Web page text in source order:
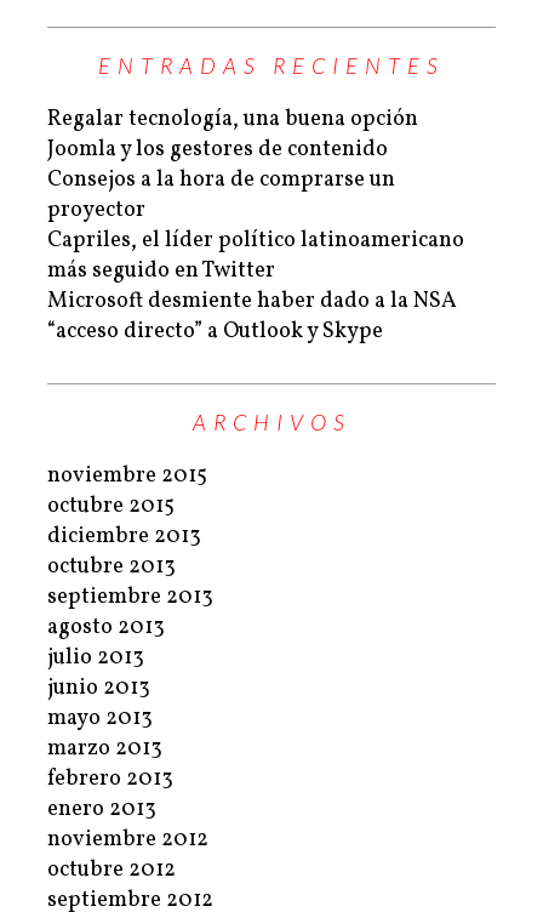
ENTRADAS RECIENTES
Regalar tecnología, una buena opción
Joomla y los gestores de contenido
Consejos a la hora de comprarse un
proyector
Capriles, el líder político latinoamericano
más seguido en Twitter
Microsoft desmiente haber dado a la NSA
“acceso directo” a Outlook y Skype
ARCHIVOS
noviembre 2015
octubre 2015
diciembre 2013
octubre 2013
septiembre 2013
agosto 2013
julio 2013
junio 2013
mayo 2013
marzo 2013
febrero 2013
enero 2013
noviembre 2012
octubre 2012
septiembre 2012